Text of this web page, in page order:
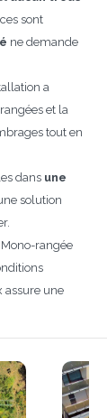
sont
ne demande
a
et la
tout en
dans une
solution
rangée
assure une